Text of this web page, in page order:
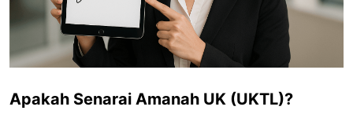
Apakah Senarai Amanah UK (UKTL)?